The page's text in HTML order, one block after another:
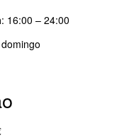
: 16:00 – 24:00